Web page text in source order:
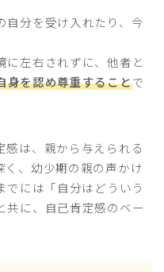
自分を受け入れたり、今
に左右されずに、他者と
身を認め尊重することで
感は、親から与えられる
く、幼少期の親の声かけ
でには「自分はどういう
共に、自己肯定感のベー